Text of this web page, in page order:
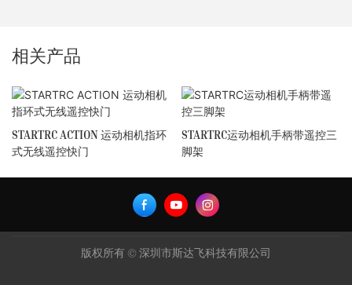
相关产品
STARTRC ACTION 运动相机指环
式无线遥控快门
STARTRC运动相机手柄带遥控三
脚架
版权所有 © 深圳市斯达飞科技有限公司